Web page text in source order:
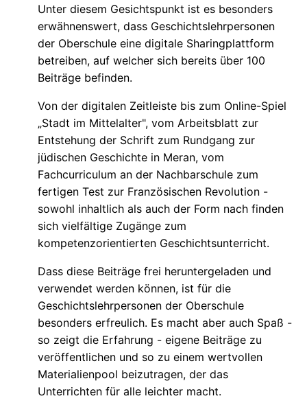
Unter diesem Gesichtspunkt ist es besonders
erwähnenswert, dass Geschichtslehrpersonen
der Oberschule eine digitale Sharingplattform
betreiben, auf welcher sich bereits über 100
Beiträge befinden.
Von der digitalen Zeitleiste bis zum Online-Spiel
Stadt im Mittelalter", vom Arbeitsblatt zur
Entstehung der Schrift zum Rundgang zur
jüdischen Geschichte in Meran, vom
Fachcurriculum an der Nachbarschule zum
fertigen Test zur Französischen Revolution -
sowohl inhaltlich als auch der Form nach finden
sich vielfältige Zugänge zum
kompetenzorientierten Geschichtsunterricht.
Dass diese Beiträge frei heruntergeladen und
verwendet werden können, ist für die
Geschichtslehrpersonen der Oberschule
besonders erfreulich. Es macht aber auch Spaß -
so zeigt die Erfahrung - eigene Beiträge zu
veröffentlichen und so zu einem wertvollen
Materialienpool beizutragen, der das
Unterrichten für alle leichter macht.